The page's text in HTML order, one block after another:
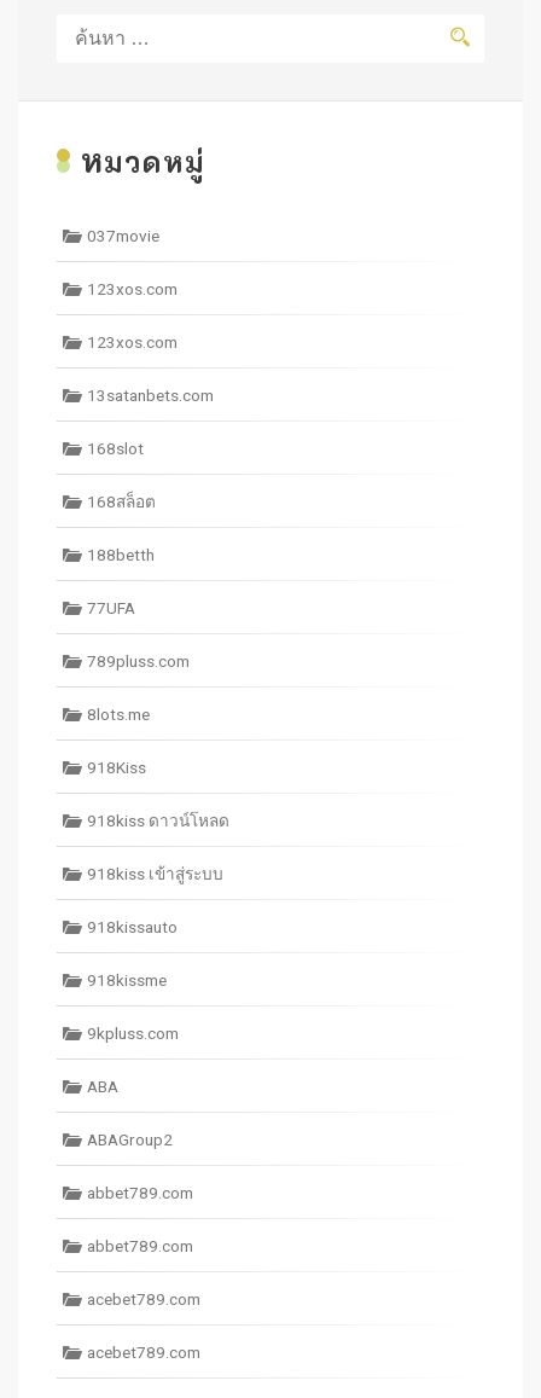
ค้นหา
สำหรับ:
หมวดหมู่
037movie
123xos.com
123xos.com
13satanbets.com
168slot
168สล็อต
188betth
77UFA
789pluss.com
8lots.me
918Kiss
918kiss ดาวน์โหลด
918kiss เข้าสู่ระบบ
918kissauto
918kissme
9kpluss.com
ABA
ABAGroup2
abbet789.com
abbet789.com
acebet789.com
acebet789.com